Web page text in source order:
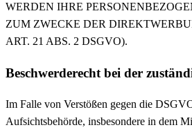
WERDEN IHRE
ZUM ZWECKE DER
ART. 21 ABS. 2 DSGVO).
Beschwerde­recht bei der
Im Falle von Verstößen gegen die
Aufsichtsbehörde, insbesondere in dem